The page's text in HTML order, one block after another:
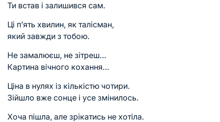
Ти встав і залишився сам.
Ці п’ять хвилин, як талісман,
який завжди з тобою.
Не замалюєш, не зітреш…
Картина вічного кохання…
Ціна в нулях із кількістю чотири.
Зійшло вже сонце і усе змінилось.
Хоча пішла, але зрікатись не хотіла.